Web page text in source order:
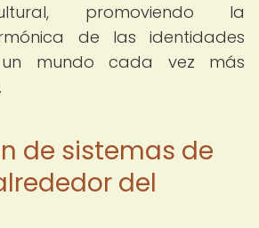
promoviendo la
de las identidades
mundo cada vez más
de sistemas de
del